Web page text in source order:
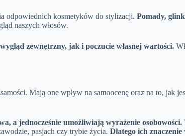
odpowiednich kosmetyków do stylizacji. Pomady,
naszych włosów.
zewnętrzny, jak i poczucie własnej wartości.
Mają one wpływ na samoocenę oraz na to, jak
a jednocześnie umożliwiają wyrażenie osobowości.
pasjach czy trybie życia. Dlatego ich